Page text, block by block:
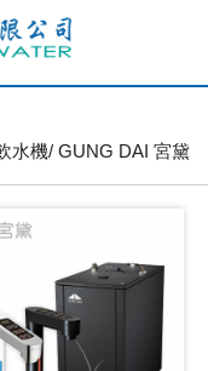
水機 GUNG DAI 宮黛